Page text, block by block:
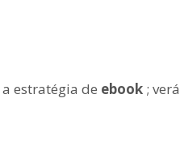
estratégia de ebook ;